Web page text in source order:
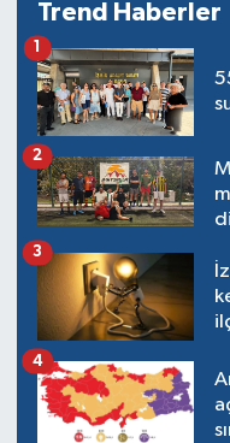
Trend Haberler
1
2
3
4